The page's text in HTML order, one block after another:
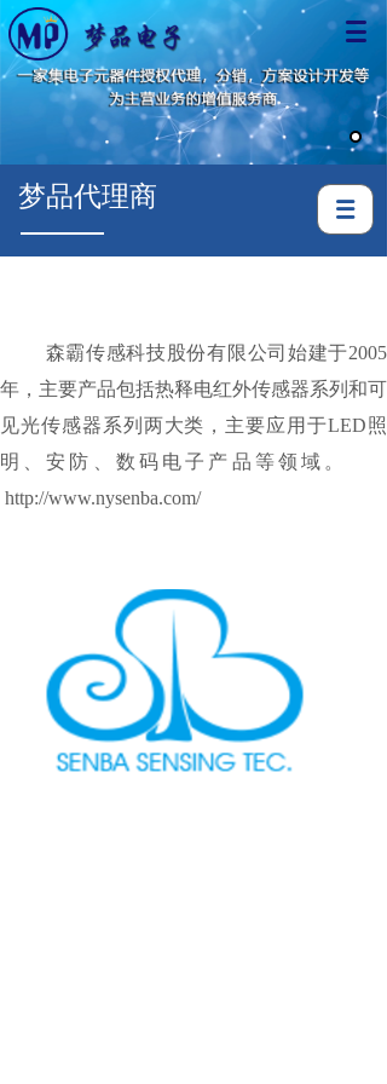
梦品代理商
森霸传感科技股份有限公司始建于2005
年，主要产品包括热释电红外传感器系列和可
见光传感器系列两大类，主要应用于LED照
明、安防、数码电子产品等领域。
http://www.nysenba.com/